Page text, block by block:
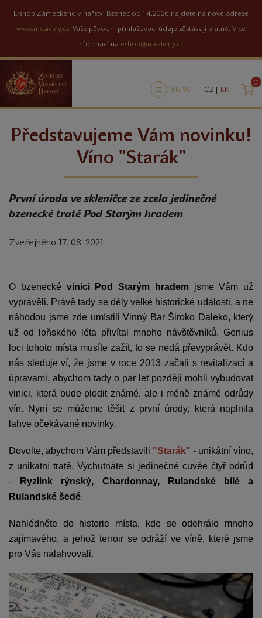
E-shop Zámeckého vinařství Bzenec od 1.4.2026 najdete na nové adrese
www.meziviny.cz. Vaše původní přihlašovací údaje zůstávají platné. Více
informací na eshop@meziviny.cz.
MENU CZ | EN
0
Představujeme Vám novinku!
Víno "Starák"
První úroda ve skleničce ze zcela jedinečné
bzenecké tratě Pod Starým hradem
Zveřejněno 17. 08. 2021
O bzenecké vinici Pod Starým hrademjsme Vám už
vyprávěli. Právě tady se děly velké historické události, a ne
náhodou jsme zde umístili Vinný Bar Široko Daleko, který
už od loňského léta přivítal mnoho návštěvníků. Genius
loci tohoto místa musíte zažít, to se nedá převyprávět. Kdo
nás sleduje ví, že jsme v roce 2013 začali s revitalizací a
úpravami, abychom tady o pár let později mohli vybudovat
vinici, která bude plodit známé, ale i méně známé odrůdy
vín. Nyní se můžeme těšit z první úrody, která naplnila
lahve očekávané novinky.
Dovolte, abychom Vám představili "Starák" - unikátní víno,
z unikátní tratě. Vychutnáte si jedinečné cuvée čtyř odrůd
-
Ryzlink rýnský, Chardonnay, Rulandské bílé a
Rulandské šedé.
Nahlédněte do historie místa, kde se odehrálo mnoho
zajímavého, a jehož terroir se odráží ve víně, které jsme
pro Vás nalahvovali.